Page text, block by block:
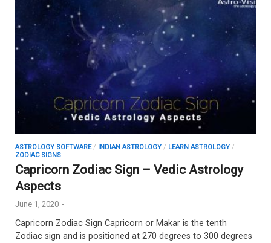
ASTROLOGY SOFTWARE/ INDIAN ASTROLOGY / LEARN ASTROLOGY /
ZODIAC SIGNS
Capricorn Zodiac Sign – Vedic Astrology
Aspects
June 1, 2020 -
Capricorn Zodiac Sign Capricorn or Makar is the tenth
Zodiac sign and is positioned at 270 degrees to 300 degrees